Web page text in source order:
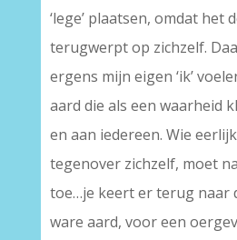
‘lege’ plaatsen, omdat het
terugwerpt op zichzelf.
ergens mijn eigen ‘ik’
aard die als een waarheid
en aan iedereen. Wie
tegenover zichzelf, moet
toe…je keert er terug naar
ware aard, voor een